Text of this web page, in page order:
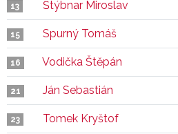
13 Štýbnar Miroslav
15 Spurný Tomáš
16 Vodička Štěpán
21 Ján Sebastián
23 Tomek Kryštof